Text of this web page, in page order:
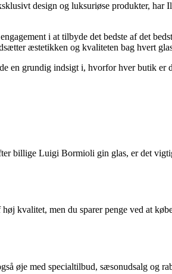
design og luksuriøse produkter, har
i at tilbyde det bedste af det
æstetikken og kvaliteten bag hvert
en grundig indsigt i, hvorfor hver butik er
billige Luigi Bormioli gin glas, er det
kvalitet, men du sparer penge ved at
øje med specialtilbud, sæsonudsalg og